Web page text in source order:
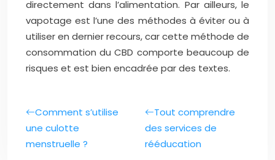
directement dans l’alimentation. Par ailleurs, le
vapotage est l’une des méthodes à éviter ou à
utiliser en dernier recours, car cette méthode de
consommation du CBD comporte beaucoup de
risques et est bien encadrée par des textes.
Comment s’utilise
une culotte
menstruelle ?
Tout comprendre
des services de
rééducation